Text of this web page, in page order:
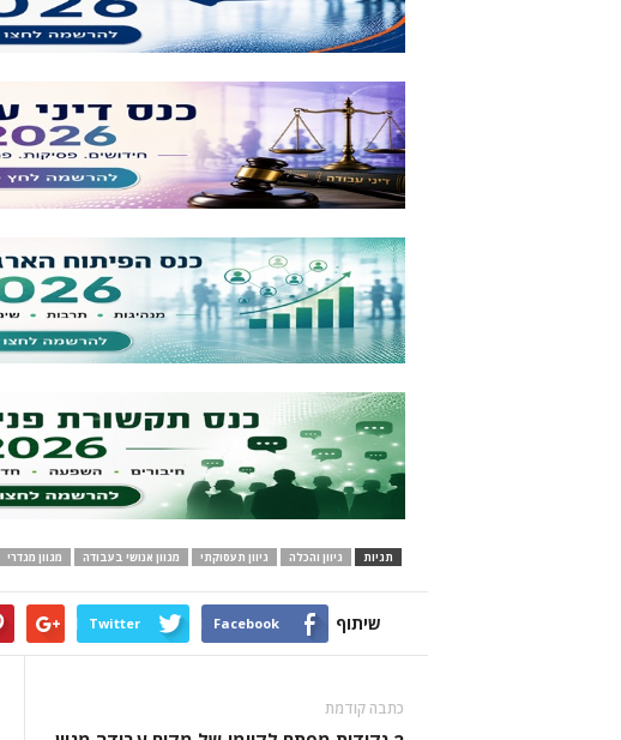
תגיות גיוון והכלה גיוון תעסוקתי מגוון אנושי בעבודה מגוון מגדרי
שיתוף Facebook
Twitter
כתבה קודמת